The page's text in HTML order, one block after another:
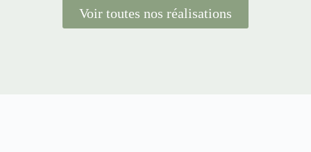
Voir toutes nos réalisations